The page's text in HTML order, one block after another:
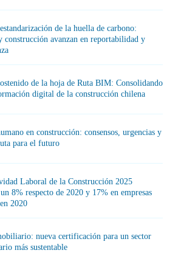
de la huella de carbono:
construcción avanzan en reportabilidad y
de la hoja de Ruta BIM: Consolidando
digital de la construcción chilena
en construcción: consensos, urgencias y
para el futuro
Laboral de la Construcción 2025
8% respecto de 2020 y 17% en empresas
2020
nueva certificación para un sector
más sustentable